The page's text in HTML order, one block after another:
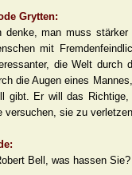
Grytten:
denke, man muss
mit
die Welt durch
die Augen eines
gibt. Er will das
versuchen, sie zu
Bell, was hassen Sie?